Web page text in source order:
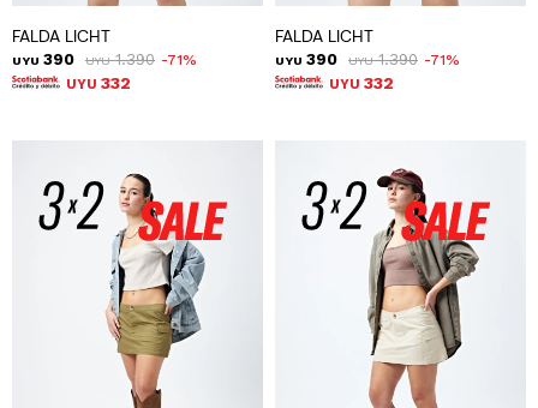
FALDA LICHT
UYU 390 UYU 1.390 71
UYU 332
FALDA LICHT
UYU 390 UYU 1.390 71
UYU 332